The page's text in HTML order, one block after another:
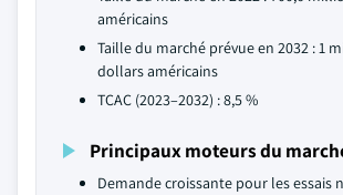
américains
Taille du marché prévue en 2032 : 1
dollars américains
TCAC (2023–2032) : 8,5 %
Principaux moteurs du
Demande croissante pour les essais